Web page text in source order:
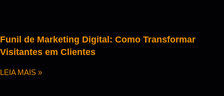
Funil de Marketing Digital: Como Transformar
Visitantes em Clientes
LEIA MAIS »